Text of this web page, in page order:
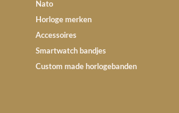
Nato
Horloge merken
Accessoires
Smartwatch bandjes
Custom made horlogebanden